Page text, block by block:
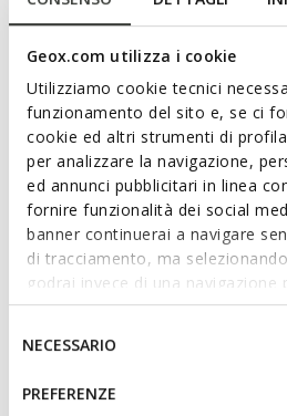
Geox.com utilizza i cookie
Utilizziamo cookie tecnici
funzionamento del sito e, se ci
cookie ed altri strumenti di
per analizzare la navigazione,
ed annunci pubblicitari in linea
fornire funzionalità dei social
banner continuerai a navigare
di tracciamento, ma
godrai invece di una navigazione
base dei tuoi gusti ed interessi.
IMPOSTAZIONI potrai anche
altri strumenti di tracciamento
informazioni o per modificare in
tue impostazioni, visita la nostra
del
consenso
NECESSARIO
PREFERENZE
Gratis standaardlevering in
Gratis retourneren binnen 30
Beschrijving
Een comfortabele en ademende
perfecte combinatie van sportief
Verkrijgbaar in een mix van Mesh en
wit. Snake Original is een iconisch
originele zijpaneel, met een
charme.
ITEMCODE:D65B0A01420C2V1S
Kenmerken